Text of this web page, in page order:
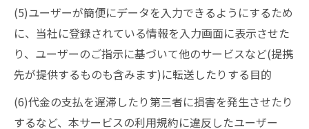
(5)ユーザーが簡便にデータを入力できるようにするため
に、当社に登録されている情報を入力画面に表示させた
り、ユーザーのご指示に基づいて他のサービスなど(提携
先が提供するものも含みます)に転送したりする目的
(6)代金の支払を遅滞したり第三者に損害を発生させたり
するなど、本サービスの利用規約に違反したユーザー